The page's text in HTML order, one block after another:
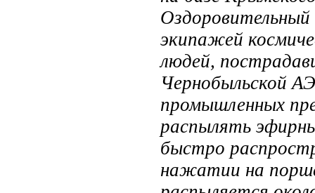
экипажей
людей,
Чернобыльской
промышленных
распылять
быстро
нажатии на